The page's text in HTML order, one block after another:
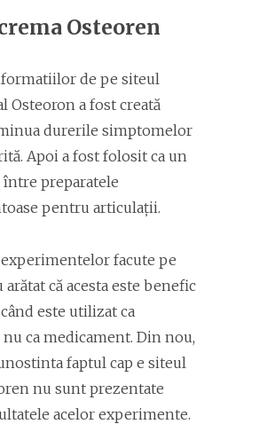
Osteoren
de pe siteul
Osteoron a fost creată
durerile simptomelor
Apoi a fost folosit ca un
preparatele
pentru articulații.
facute pe
arătat că acesta este benefic
este utilizat ca
ca medicament. Din nou,
faptul cap e siteul
nu sunt prezentate
acelor experimente.